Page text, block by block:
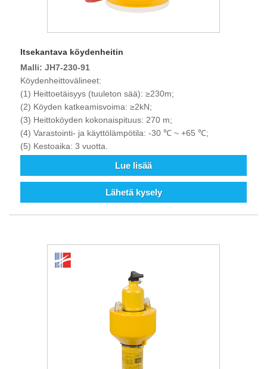
Itsekantava köydenheitin
Malli: JH7-230-91
Köydenheittovälineet:
(1) Heittoetäisyys (tuuleton sää): ≥230m;
(2) Köyden katkeamisvoima: ≥2kN;
(3) Heittoköyden kokonaispituus: 270 m;
(4) Varastointi- ja käyttölämpötila: -30 ℃ ~ +65 ℃;
(5) Kestoaika: 3 vuotta.
Lue lisää
Lähetä kysely